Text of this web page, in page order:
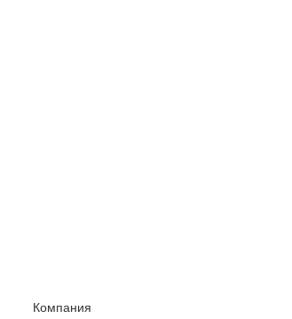
Компания